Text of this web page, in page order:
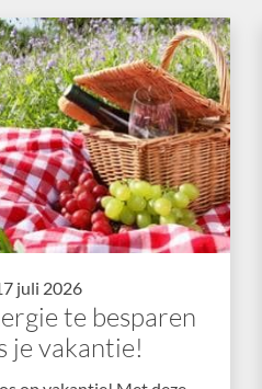
juli 2026
te besparen
je vakantie!